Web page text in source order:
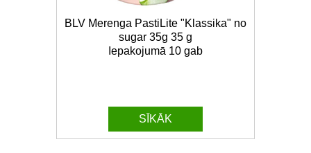
BLV Merenga PastiLite "Klassika" no
sugar 35g 35 g
Iepakojumā 10 gab
SĪKĀK